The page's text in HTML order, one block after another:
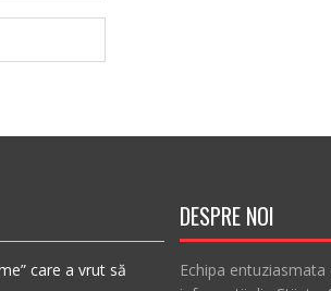
care a vrut să
DESPRE NOI
Echipa